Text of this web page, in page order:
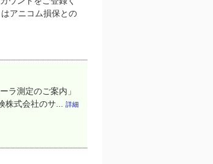
アニコム損保との
ラ測定のご案内」
式会社のサ...
詳細